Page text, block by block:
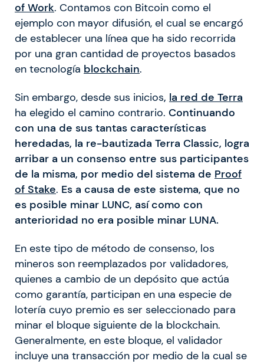
of Work. Contamos con Bitcoin como el
ejemplo con mayor difusión, el cual se encargó
de establecer una línea que ha sido recorrida
por una gran cantidad de proyectos basados
en tecnología blockchain.
Sin embargo, desde sus inicios, la red de Terra
ha elegido el camino contrario. Continuando
con una de sus tantas características
heredadas, la re-bautizada Terra Classic, logra
arribar a un consenso entre sus participantes
de la misma, por medio del sistema de Proof
of Stake. Es a causa de este sistema, que no
es posible minar LUNC, así como con
anterioridad no era posible minar LUNA.
En este tipo de método de consenso, los
mineros son reemplazados por validadores,
quienes a cambio de un depósito que actúa
como garantía, participan en una especie de
lotería cuyo premio es ser seleccionado para
minar el bloque siguiente de la blockchain.
Generalmente, en este bloque, el validador
incluye una transacción por medio de la cual se